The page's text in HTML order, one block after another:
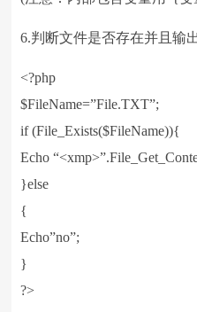
6.判断文件是否存在并且输
<?php
$FileName=”File.TXT”;
if (File_Exists($FileName)){
Echo
}else
{
Echo”no”;
}
?>